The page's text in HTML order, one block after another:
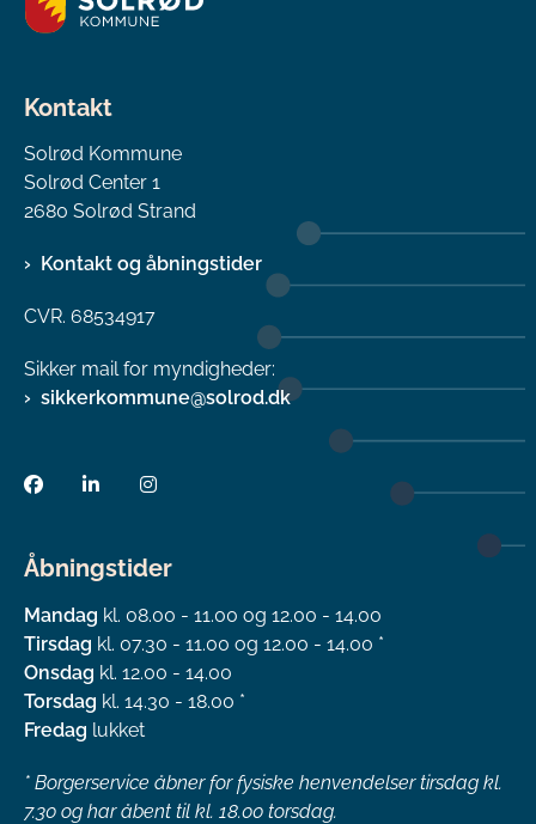
Kontakt
Solrød Kommune
Solrød Center 1
2680 Solrød Strand
Kontakt og åbningstider
CVR. 68534917
Sikker mail for myndigheder:
sikkerkommune@solrod.dk
Åbningstider
Mandag kl. 08.00 - 11.00 og 12.00 - 14.00
Tirsdag kl. 07.30 - 11.00 og 12.00 - 14.00 *
Onsdag kl. 12.00 - 14.00
Torsdag kl. 14.30 - 18.00 *
Fredag lukket
* Borgerservice åbner for fysiske henvendelser tirsdag kl.
7.30 og har åbent til kl. 18.00 torsdag.